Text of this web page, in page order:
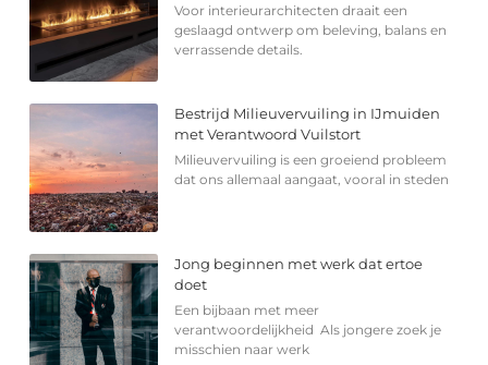
Voor interieurarchitecten draait een
geslaagd ontwerp om beleving, balans en
verrassende details.
Bestrijd Milieuvervuiling in IJmuiden
met Verantwoord Vuilstort
Milieuvervuiling is een groeiend probleem
dat ons allemaal aangaat, vooral in steden
Jong beginnen met werk dat ertoe
doet
Een bijbaan met meer
verantwoordelijkheid Als jongere zoek je
misschien naar werk